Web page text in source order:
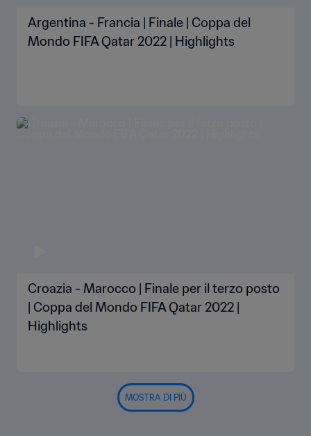
Argentina - Francia | Finale | Coppa del
Mondo FIFA Qatar 2022 | Highlights
Croazia - Marocco | Finale per il terzo posto
| Coppa del Mondo FIFA Qatar 2022 |
Highlights
MOSTRA DI PIÙ